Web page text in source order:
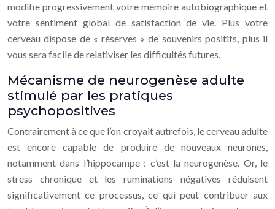
modifie progressivement votre mémoire autobiographique et
votre sentiment global de satisfaction de vie. Plus votre
cerveau dispose de « réserves » de souvenirs positifs, plus il
vous sera facile de relativiser les difficultés futures.
Mécanisme de neurogenèse adulte
stimulé par les pratiques
psychopositives
Contrairement à ce que l’on croyait autrefois, le cerveau adulte
est encore capable de produire de nouveaux neurones,
notamment dans l’hippocampe : c’est la neurogenèse. Or, le
stress chronique et les ruminations négatives réduisent
significativement ce processus, ce qui peut contribuer aux